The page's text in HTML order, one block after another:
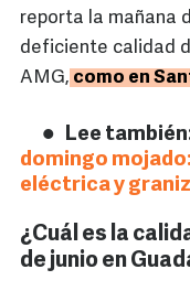
reporta la mañana
deficiente calidad
AMG, como en
Lee
domingo
eléctrica y
¿Cuál es la
de junio en